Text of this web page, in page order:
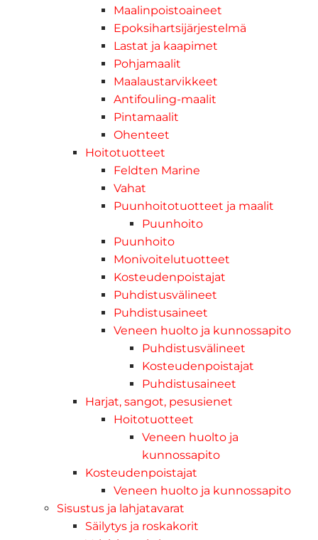
Maalinpoistoaineet
Epoksihartsijärjestelmä
Lastat ja kaapimet
Pohjamaalit
Maalaustarvikkeet
Antifouling-maalit
Pintamaalit
Ohenteet
Hoitotuotteet
Feldten Marine
Vahat
Puunhoitotuotteet ja maalit
Puunhoito
Puunhoito
Monivoitelutuotteet
Kosteudenpoistajat
Puhdistusvälineet
Puhdistusaineet
Veneen huolto ja kunnossapito
Puhdistusvälineet
Kosteudenpoistajat
Puhdistusaineet
Harjat, sangot, pesusienet
Hoitotuotteet
Veneen huolto ja
kunnossapito
Kosteudenpoistajat
Veneen huolto ja kunnossapito
Sisustus ja lahjatavarat
Säilytys ja roskakorit